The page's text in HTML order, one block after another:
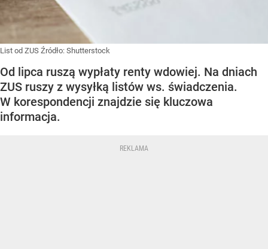
List od ZUS Źródło: Shutterstock
Od lipca ruszą wypłaty renty wdowiej. Na dniach
ZUS ruszy z wysyłką listów ws. świadczenia.
W korespondencji znajdzie się kluczowa
informacja.